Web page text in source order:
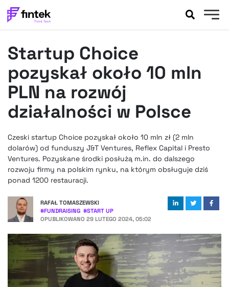
BANKOWOŚĆ
FELIETONY
WYWIADY
LEGAL
FINTEKEXTRA
OKIEM EKSPERTA
Startup Choice
pozyskał około 10 mln
PLN na rozwój
działalności w Polsce
Czeski startup Choice pozyskał około 10 mln zł (2 mln
dolarów) od funduszy J&T Ventures, Reflex Capital i Presto
Ventures. Pozyskane środki posłużą m.in. do dalszego
rozwoju firmy na polskim rynku, na którym obsługuje dziś
ponad 1200 restauracji.
RAFAŁ TOMASZEWSKI
#FUNDRAISING #START UP
OPUBLIKOWANO 29 LUTEGO 2024, 05:02